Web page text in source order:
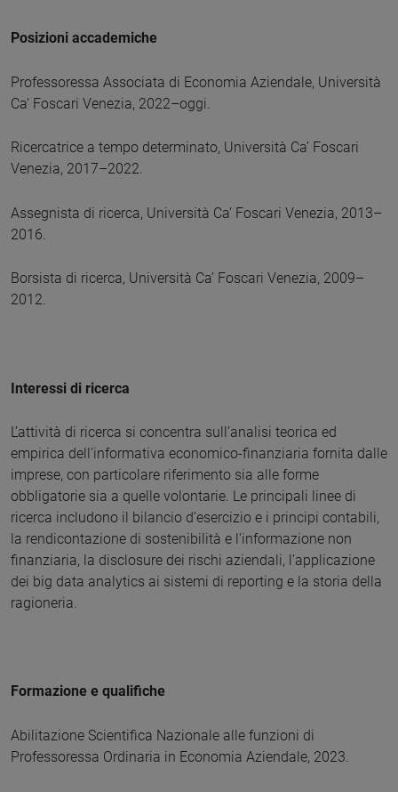
Posizioni accademiche
Professoressa Associata di Economia Aziendale, Università
Ca’ Foscari Venezia, 2022–oggi.
Ricercatrice a tempo determinato, Università Ca’ Foscari
Venezia, 2017–2022.
Assegnista di ricerca, Università Ca’ Foscari Venezia, 2013–
2016.
Borsista di ricerca, Università Ca’ Foscari Venezia, 2009–
2012.
Interessi di ricerca
L’attività di ricerca si concentra sull’analisi teorica ed
empirica dell’informativa economico-finanziaria fornita dalle
imprese, con particolare riferimento sia alle forme
obbligatorie sia a quelle volontarie. Le principali linee di
ricerca includono il bilancio d’esercizio e i principi contabili,
la rendicontazione di sostenibilità e l’informazione non
finanziaria, la disclosure dei rischi aziendali, l’applicazione
dei big data analytics ai sistemi di reporting e la storia della
ragioneria.
Formazione e qualifiche
Abilitazione Scientifica Nazionale alle funzioni di
Professoressa Ordinaria in Economia Aziendale, 2023.